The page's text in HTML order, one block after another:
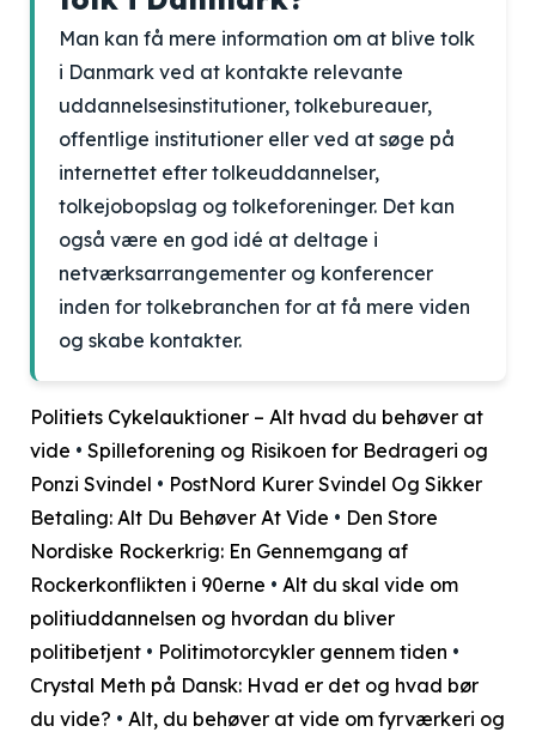
Man kan få mere information om at blive tolk
i Danmark ved at kontakte relevante
uddannelsesinstitutioner, tolkebureauer,
offentlige institutioner eller ved at søge på
internettet efter tolkeuddannelser,
tolkejobopslag og tolkeforeninger. Det kan
også være en god idé at deltage i
netværksarrangementer og konferencer
inden for tolkebranchen for at få mere viden
og skabe kontakter.
Politiets Cykelauktioner – Alt hvad du behøver at
vide • Spilleforening og Risikoen for Bedrageri og
Ponzi Svindel • PostNord Kurer Svindel Og Sikker
Betaling: Alt Du Behøver At Vide • Den Store
Nordiske Rockerkrig: En Gennemgang af
Rockerkonflikten i 90erne • Alt du skal vide om
politiuddannelsen og hvordan du bliver
politibetjent • Politimotorcykler gennem tiden •
Crystal Meth på Dansk: Hvad er det og hvad bør
du vide? • Alt, du behøver at vide om fyrværkeri og